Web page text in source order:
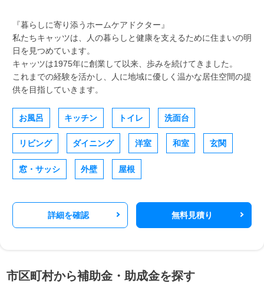
『暮らしに寄り添うホームケアドクター』
私たちキャッツは、人の暮らしと健康を支えるために住まいの明
日を見つめています。
キャッツは1975年に創業して以来、歩みを続けてきました。
これまでの経験を活かし、人に地域に優しく温かな居住空間の提
供を目指していきます。
お風呂 キッチン トイレ 洗面台
リビング ダイニング 洋室 和室 玄関
窓・サッシ 外壁 屋根
詳細を確認 無料見積り
市区町村から補助金・助成金を探す